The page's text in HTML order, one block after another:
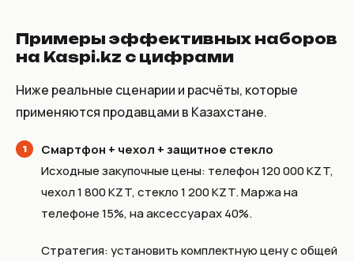
Примеры эффективных наборов
на Kaspi.kz с цифрами
Ниже реальные сценарии и расчёты, которые
применяются продавцами в Казахстане.
Смартфон + чехол + защитное стекло
Исходные закупочные цены: телефон 120 000 KZT,
чехол 1 800 KZT, стекло 1 200 KZT. Маржа на
телефоне 15%, на аксессуарах 40%.
Стратегия: установить комплектную цену с общей